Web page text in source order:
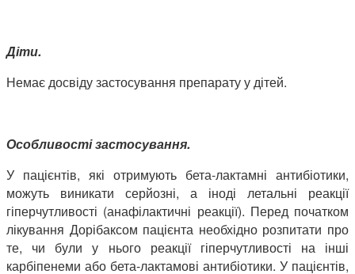
Діти.
Немає досвіду застосування препарату у дітей.
Особливості застосування.
У пацієнтів, які отримують бета-лактамні антибіотики,
можуть виникати серйозні, а іноді летальні реакції
гіперчутливості (анафілактичні реакції). Перед початком
лікування Дорібаксом пацієнта необхідно розпитати про
те, чи були у нього реакції гіперчутливості на інші
карбіпенеми або бета-лактамові антибіотики. У пацієнтів,